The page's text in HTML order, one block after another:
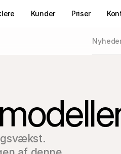
Kunder Priser